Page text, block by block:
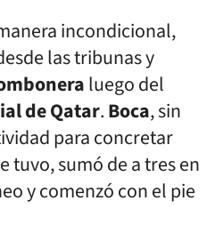
incondicional,
las tribunas y
luego del
de Qatar.Boca, sin
para concretar
tuvo, sumó de a tres en
y comenzó con el pie